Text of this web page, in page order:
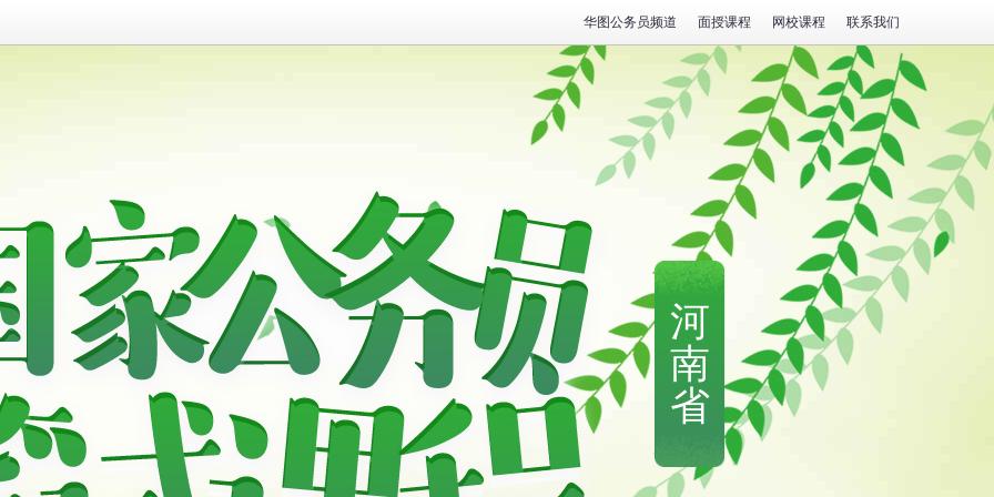
华图公务员频道 面授课程 网校课程 联系我们
河
南
省